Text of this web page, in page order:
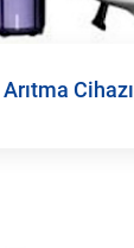
Cihazı